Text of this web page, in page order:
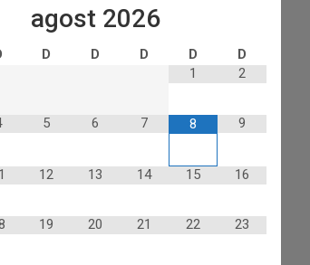
agost 2026
D D D D
D
1
2
5 6 7 8 9
12 13 14 15 16
19 20 21 22 23